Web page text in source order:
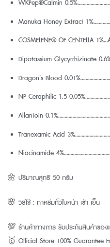
WKPep®Calmin
Manuka Honey Extract
COSMELENE® OF CENTELLA
Dipotassium Glycyrrhizinate
Dragon’s Blood
NP Ceraphilic 1.5
Allantoin
Tranexamic Acid
Niacinamide
🌼 ปริมาณสุทธิ 50 กรัม
🌸 วิธีใช้ : ทาครีมทั่วใบหน้า เช้า-เย็น
💯 ร้านค้าทางการ รับประกันสินค้าข
🥇 Official Store 100% Guarantee